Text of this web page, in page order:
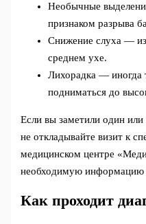
Необычные
признаком разрыва
Снижение слуха —
среднем ухе.
Лихорадка — иногда
подниматься до
Если вы заметили один или
не откладывайте визит к
медицинском центре
необходимую
Как проходит